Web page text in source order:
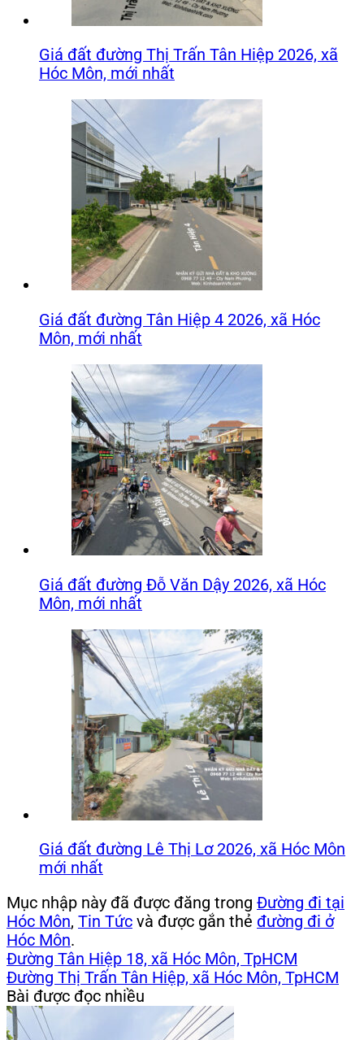
Giá đất đường Thị Trấn Tân Hiệp 2026, xã
Hóc Môn, mới nhất
Giá đất đường Tân Hiệp 4 2026, xã Hóc
Môn, mới nhất
Giá đất đường Đỗ Văn Dậy 2026, xã Hóc
Môn, mới nhất
Giá đất đường Lê Thị Lơ 2026, xã Hóc Môn
mới nhất
Mục nhập này đã được đăng trong Đường đi tại
Hóc Môn, Tin Tức và được gắn thẻ đường đi ở
Hóc Môn.
Đường Tân Hiệp 18, xã Hóc Môn, TpHCM
Đường Thị Trấn Tân Hiệp, xã Hóc Môn, TpHCM
Bài được đọc nhiều